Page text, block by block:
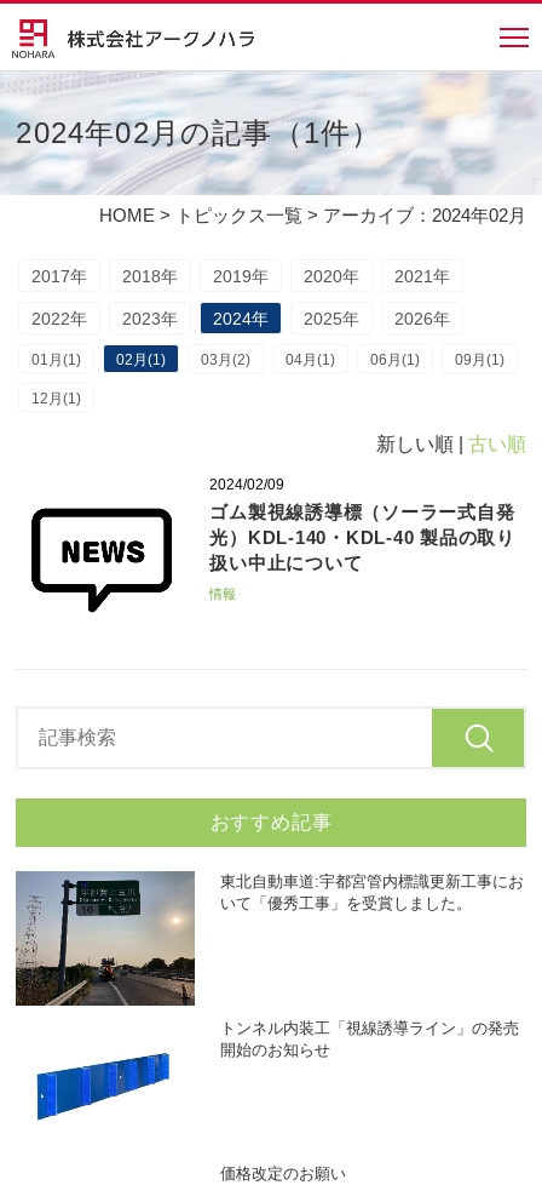
2024年02月の記事（1件）
HOME > トピックス一覧 > アーカイブ：2024年02月
2017年 2018年 2019年 2020年 2021年
2022年 2023年 2024年 2025年 2026年
01月(1) 02月(1) 03月(2) 04月(1) 06月(1) 09月(1)
12月(1)
新しい順 | 古い順
2024/02/09
ゴム製視線誘導標（ソーラー式⾃発
光）KDL-140・KDL-40 製品の取り
扱い中⽌について
情報
おすすめ記事
東北自動車道:宇都宮管内標識更新工事にお
いて「優秀工事」を受賞しました。
トンネル内装工「視線誘導ライン」の発売
開始のお知らせ
価格改定のお願い